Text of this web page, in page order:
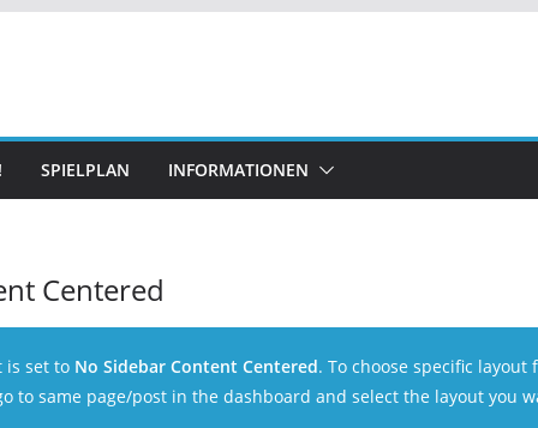
SPIELPLAN INFORMATIONEN
Centered
is set to No Sidebar Content Centered. To choose specific layout
to same page/post in the dashboard and select the layout you